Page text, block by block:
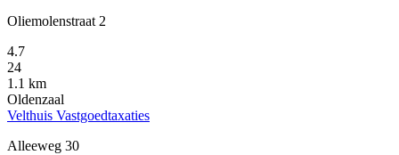
Oliemolenstraat 2
4.7
24
1.1 km
Oldenzaal
Velthuis Vastgoedtaxaties
Alleeweg 30